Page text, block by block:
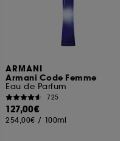
ARMANI
Armani Code Femme
Eau de Parfum
725
127,00€
254,00€ / 100ml